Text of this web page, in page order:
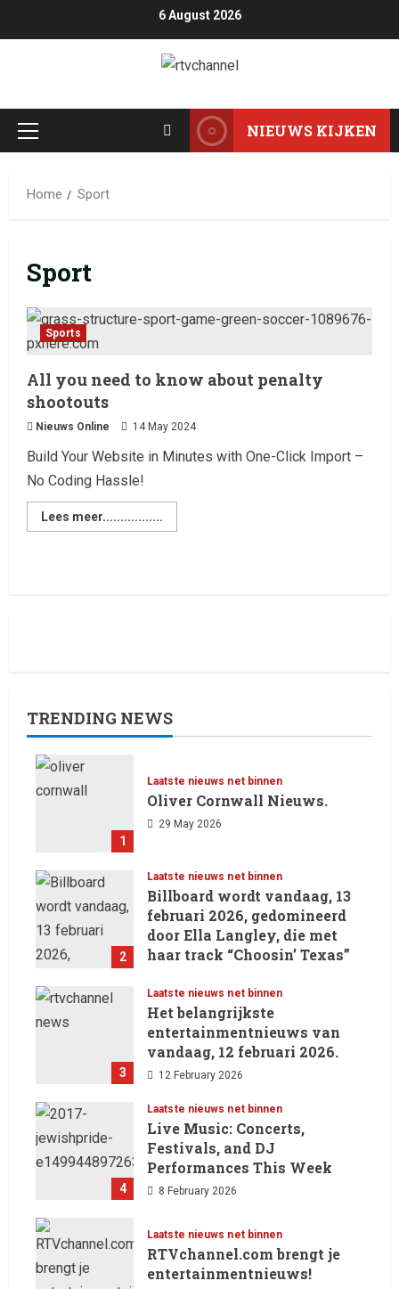
6 August 2026
NIEUWS KIJKEN
Home Sport
Sport
Sports
All you need to know about penalty
shootouts
Nieuws Online 14 May 2024
Build Your Website in Minutes with One-Click Import –
No Coding Hassle!
Lees meer.................
TRENDING NEWS
1
Laatste nieuws net binnen
Oliver Cornwall Nieuws.
29 May 2026
2
Laatste nieuws net binnen
Billboard wordt vandaag, 13
februari 2026, gedomineerd
door Ella Langley, die met
haar track “Choosin’ Texas”
in de Hot 100 heeft behaald.
13 February 2026
3
Laatste nieuws net binnen
Het belangrijkste
entertainmentnieuws van
vandaag, 12 februari 2026.
12 February 2026
4
Laatste nieuws net binnen
Live Music: Concerts,
Festivals, and DJ
Performances This Week
8 February 2026
Laatste nieuws net binnen
RTVchannel.com brengt je
entertainmentnieuws!